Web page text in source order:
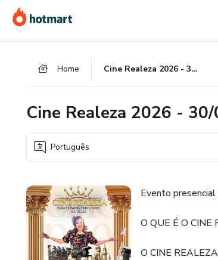
para
o
para
o
para
o
Home Cine Realeza 2026 - 30/05/26
Cine Realeza 2026 -
Português
Evento
O QUE É O CINE
O CINE